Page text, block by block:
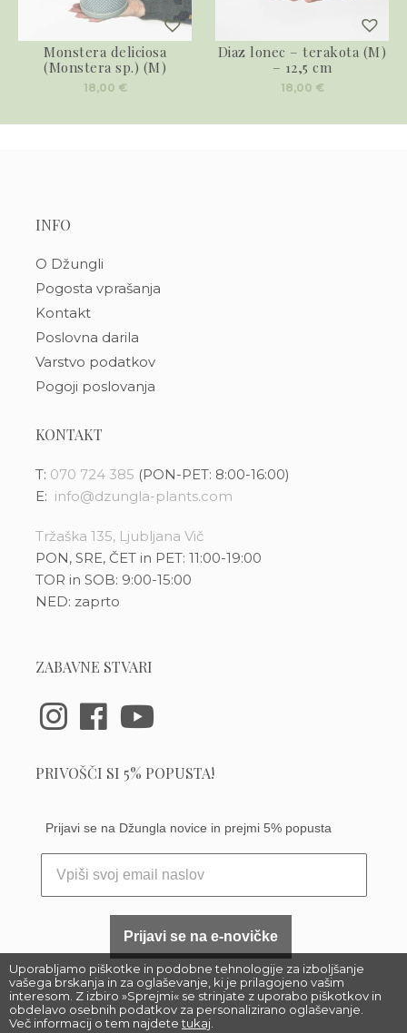
Uporabljamo piškotke in podobne tehnologije za izboljšanje
vašega brskanja in za oglaševanje, ki je prilagojeno vašim
interesom. Z izbiro »Sprejmi« se strinjate z uporabo piškotkov in
obdelavo osebnih podatkov za personalizirano oglaševanje.
Več informacij o tem najdetetukaj
Monstera deliciosa
(Monstera sp.) (M)
18,00 €
Diaz lonec – terakota (M)
– 12,5 cm
18,00 €
INFO
O Džungli
Pogosta vprašanja
Kontakt
Poslovna darila
Varstvo podatkov
Pogoji poslovanja
KONTAKT
T: 070 724 385 (PON-PET: 8:00-16:00)
E: info@dzungla-plants.com
Tržaška 135, Ljubljana Vič
PON, SRE, ČET in PET: 11:00-19:00
TOR in SOB: 9:00-15:00
NED: zaprto
ZABAVNE STVARI
PRIVOŠČI SI 5% POPUSTA!
Prijavi se na Džungla novice in prejmi 5% popusta
Prijavi se na e-novičke